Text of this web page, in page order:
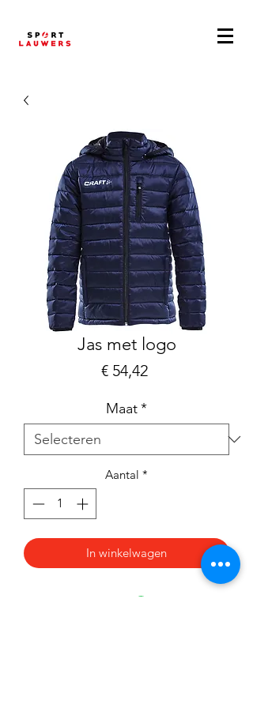
Jas met logo
€ 54,42Prijs
Maat*
Aantal *
In winkelwagen